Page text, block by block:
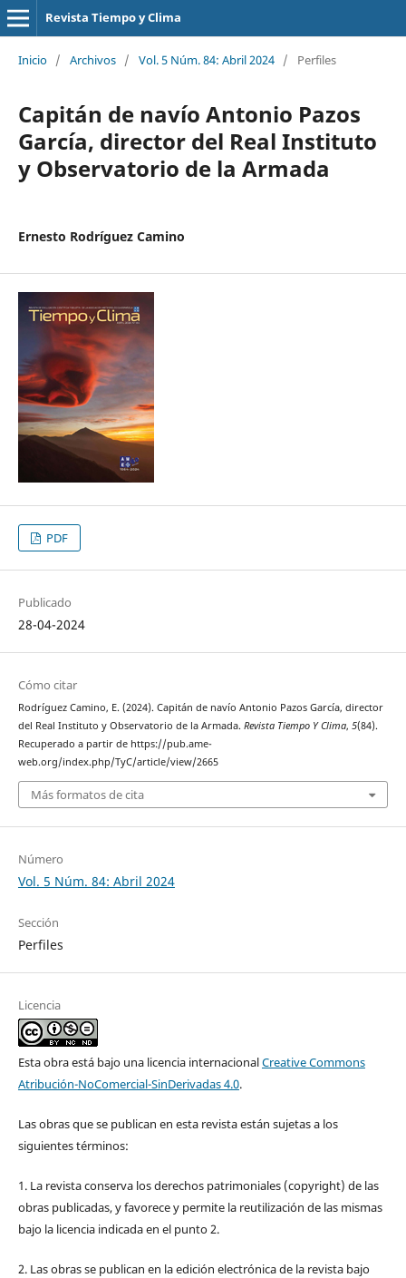
Revista Tiempo y Clima
Inicio / Archivos / Vol. 5 Núm. 84: Abril 2024 / Perfiles
Capitán de navío Antonio Pazos
García, director del Real Instituto
y Observatorio de la Armada
Ernesto Rodríguez Camino
PDF
Publicado
28-04-2024
Cómo citar
Rodríguez Camino, E. (2024). Capitán de navío Antonio Pazos García, director
del Real Instituto y Observatorio de la Armada. Revista Tiempo Y Clima, 5(84).
Recuperado a partir de https://pub.ame-
web.org/index.php/TyC/article/view/2665
Más formatos de cita
Número
Vol. 5 Núm. 84: Abril 2024
Sección
Perfiles
Licencia
Esta obra está bajo una licencia internacionalCreative Commons
Atribución-NoComercial-SinDerivadas 4.0.
Las obras que se publican en esta revista están sujetas a los
siguientes términos:
1. La revista conserva los derechos patrimoniales (copyright) de las
obras publicadas, y favorece y permite la reutilización de las mismas
bajo la licencia indicada en el punto 2.
2. Las obras se publican en la edición electrónica de la revista bajo